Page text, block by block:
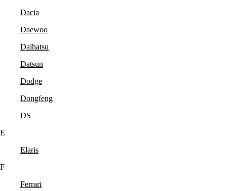
Dacia
Daewoo
Daihatsu
Datsun
Dodge
Dongfeng
DS
E
Elaris
F
Ferrari